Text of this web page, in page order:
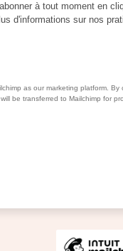
à tout moment en
d'informations sur nos
as our marketing platform.
be transferred to Mailchimp for